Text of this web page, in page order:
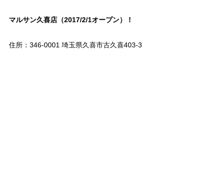
マルサン久喜店（2017/2/1オープン）！
住所：346-0001 埼玉県久喜市古久喜403-3